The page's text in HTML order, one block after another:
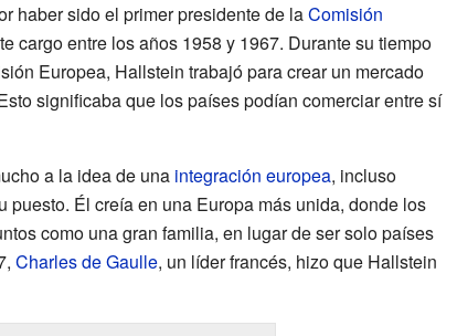
haber sido el primer presidente de laComisión
cargo entre los años 1958 y 1967. Durante su tiempo
Europea, Hallstein trabajó para crear un mercado
significaba que los países podían comerciar entre sí
a la idea de una integración europea, incluso
puesto. Él creía en una Europa más unida, donde los
como una gran familia, en lugar de ser solo países
Charles de Gaulle, un líder francés, hizo que Hallstein